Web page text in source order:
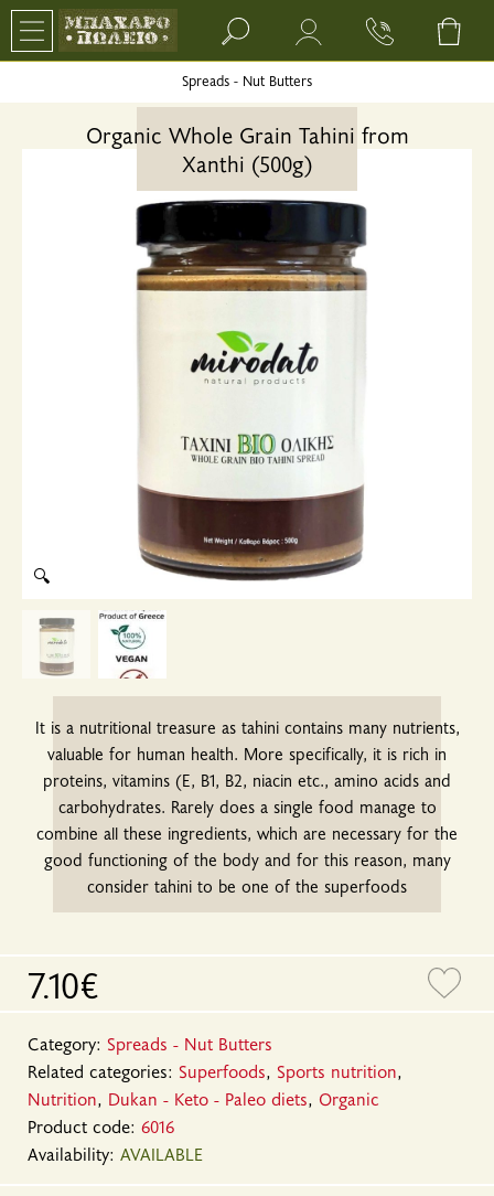
Search bar input field
Spreads - Nut Butters
Organic Whole Grain Tahini from
Xanthi (500g)
🔍
It is a nutritional treasure as tahini contains many nutrients,
valuable for human health. More specifically, it is rich in
proteins, vitamins (E, B1, B2, niacin etc., amino acids and
carbohydrates. Rarely does a single food manage to
combine all these ingredients, which are necessary for the
good functioning of the body and for this reason, many
consider tahini to be one of the superfoods
7.10€
Category: Spreads - Nut Butters
Related categories: Superfoods, Sports nutrition,
Nutrition, Dukan - Keto - Paleo diets, Organic
Product code: 6016
Availability: AVAILABLE